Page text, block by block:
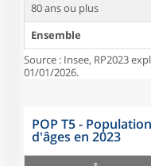
80 ans ou plus
Ensemble
Source : Insee, RP2023
01/01/2026.
POP T5 -
d'âges en 2023